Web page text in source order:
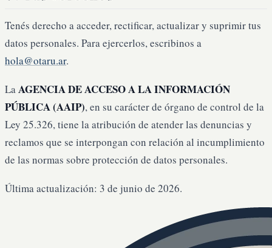
Tenés derecho a acceder, rectificar, actualizar y suprimir tus
datos personales. Para ejercerlos, escribinos a
hola@otaru.ar.
LaAGENCIA DE ACCESO A LA INFORMACIÓN
PÚBLICA (AAIP), en su carácter de órgano de control de la
Ley 25.326, tiene la atribución de atender las denuncias y
reclamos que se interpongan con relación al incumplimiento
de las normas sobre protección de datos personales.
Última actualización: 3 de junio de 2026.